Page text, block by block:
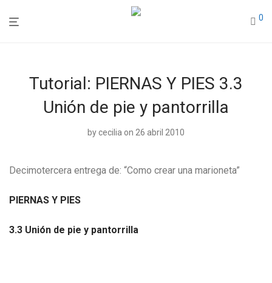
0
Tutorial: PIERNAS Y PIES 3.3
Unión de pie y pantorrilla
bycecilia on 26 abril 2010
Decimotercera entrega de: “Como crear una marioneta”
PIERNAS Y PIES
3.3 Unión de pie y pantorrilla